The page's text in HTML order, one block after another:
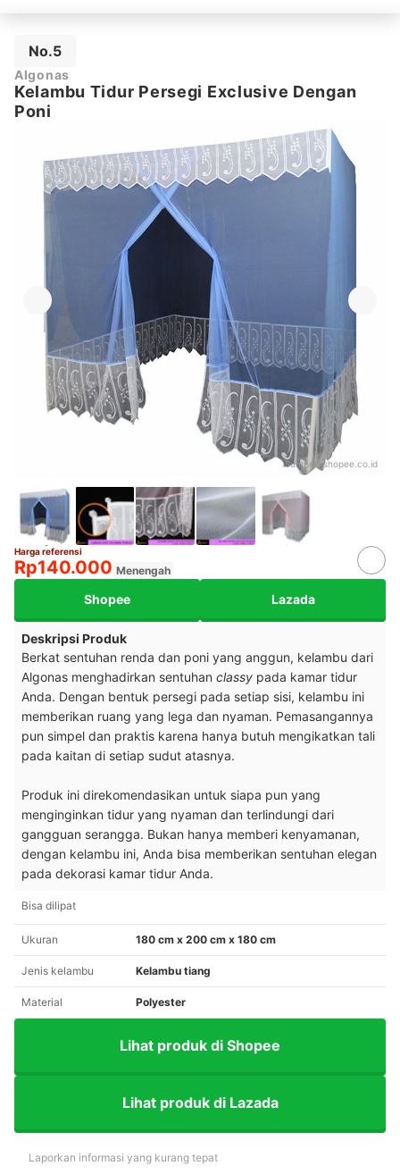
No.5
Algonas
Kelambu Tidur Persegi Exclusive Dengan
Poni
Sumber:shopee.co.id
Harga referensi
Rp140.000 Menengah
Shopee Lazada
Deskripsi Produk
Berkat sentuhan renda dan poni yang anggun, kelambu dari
Algonas menghadirkan sentuhan classy pada kamar tidur
Anda. Dengan bentuk persegi pada setiap sisi, kelambu ini
memberikan ruang yang lega dan nyaman. Pemasangannya
pun simpel dan praktis karena hanya butuh mengikatkan tali
pada kaitan di setiap sudut atasnya.
Produk ini direkomendasikan untuk siapa pun yang
menginginkan tidur yang nyaman dan terlindungi dari
gangguan serangga. Bukan hanya memberi kenyamanan,
dengan kelambu ini, Anda bisa memberikan sentuhan elegan
pada dekorasi kamar tidur Anda.
Bisa dilipat
Ukuran 180 cm x 200 cm x 180 cm
Jenis kelambu Kelambu tiang
Material Polyester
Lihat produk di Shopee
Lihat produk di Lazada
Laporkan informasi yang kurang tepat